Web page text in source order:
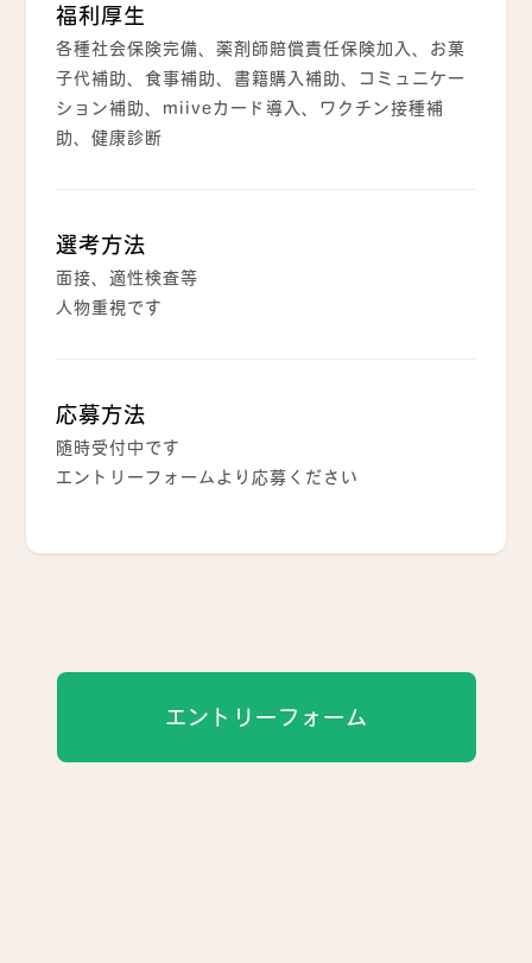
福利厚生
各種社会保険完備、薬剤師賠償責任保険加入、お菓
子代補助、食事補助、書籍購入補助、コミュニケー
ション補助、miiveカード導入、ワクチン接種補
助、健康診断
選考方法
面接、適性検査等
人物重視です
応募方法
随時受付中です
エントリーフォームより応募ください
エントリーフォーム